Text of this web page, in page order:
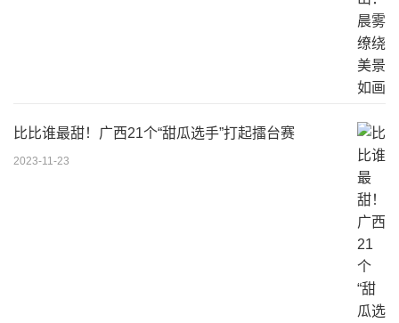
比比谁最甜！广西21个“甜瓜选手”打起擂台赛
2023-11-23